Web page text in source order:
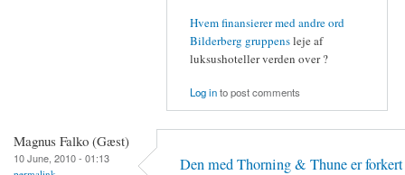
Hvem finansierer med andre ord
Bilderberg gruppensleje af
luksushoteller verden over ?
Log into post comments
Magnus Falko (Gæst)
10 June, 2010 - 01:13 Den med Thorning & Thune er forkert